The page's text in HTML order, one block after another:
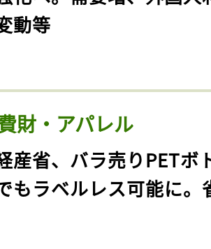
動等
財・アパレル
産省、バラ売りPETボ
もラベルレス可能に。